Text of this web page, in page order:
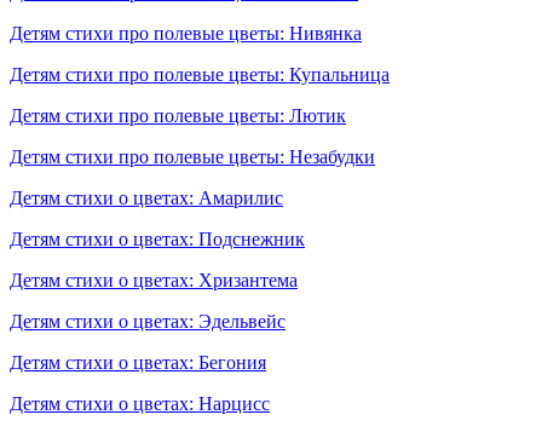
Детям стихи про полевые цветы: Нивянка
Детям стихи про полевые цветы: Купальница
Детям стихи про полевые цветы: Лютик
Детям стихи про полевые цветы: Незабудки
Детям стихи о цветах: Амарилис
Детям стихи о цветах: Подснежник
Детям стихи о цветах: Хризантема
Детям стихи о цветах: Эдельвейс
Детям стихи о цветах: Бегония
Детям стихи о цветах: Нарцисс